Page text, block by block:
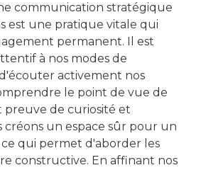
communication stratégique
est une pratique vitale qui
permanent. Il est
à nos modes de
activement nos
le point de vue de
preuve de curiosité et
créons un espace sûr pour un
qui permet d'aborder les
constructive. En affinant nos